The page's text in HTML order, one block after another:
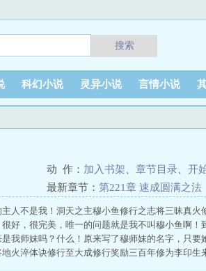
搜索
科幻小说 灵异小说 言情小说
动 作： 加入书架 章节目录
开
最新章节： 第221章 速成圆满之法
人不是我！洞天之主穆小鱼修行之志将三昧真火
好，很完美，唯一的问题就是我不叫穆小鱼啊！
我师妹吗？什么！原来写了穆师妹的名字，只要
火淬体诀修行至大成修行奖励三百年修为李印生